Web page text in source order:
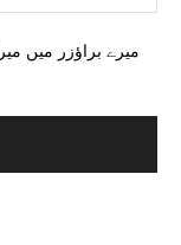
میرے براؤزر میں